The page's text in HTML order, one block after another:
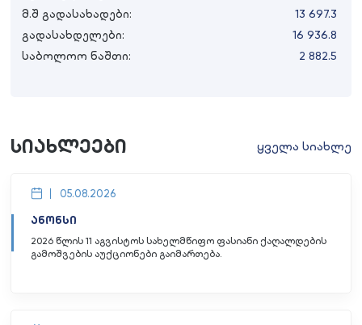
მ.შ გადასახადები:
13 697.3
გადასახდელები:
16 936.8
საბოლოო ნაშთი:
2 882.5
სიახლეები ყველა სიახლე
05.08.2026
ანონსი
2026 წლის 11 აგვისტოს სახელმწიფო ფასიანი ქაღალდების
გამოშვების აუქციონები გაიმართება.